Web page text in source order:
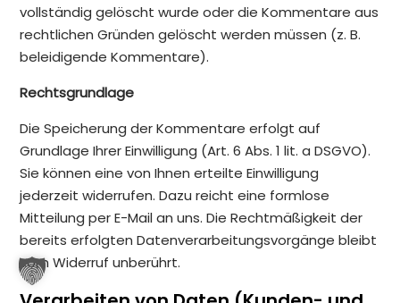
vollständig gelöscht wurde oder die Kommentare aus
rechtlichen Gründen gelöscht werden müssen (z. B.
beleidigende Kommentare).
Rechtsgrundlage
Die Speicherung der Kommentare erfolgt auf
Grundlage Ihrer Einwilligung (Art. 6 Abs. 1 lit. a DSGVO).
Sie können eine von Ihnen erteilte Einwilligung
jederzeit widerrufen. Dazu reicht eine formlose
Mitteilung per E-Mail an uns. Die Rechtmäßigkeit der
bereits erfolgten Datenverarbeitungsvorgänge bleibt
vom Widerruf unberührt.